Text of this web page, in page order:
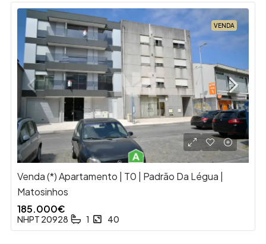
VENDA
Venda (*) Apartamento | T0 | Padrão Da Légua |
Matosinhos
185.000€
NHPT 20928 1 40